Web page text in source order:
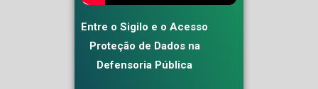
Entre o Sigilo e o Acesso
Proteção de Dados na
Defensoria Pública